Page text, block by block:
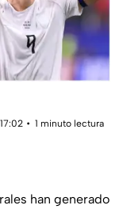
1 minuto lectura
han generado